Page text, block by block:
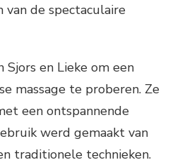
de spectaculaire
Sjors en Lieke om een
massage te proberen. Ze
een ontspannende
werd gemaakt van
traditionele technieken.